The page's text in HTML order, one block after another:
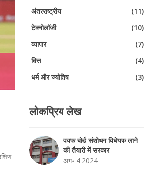
अंतरराष्ट्रीय
(11)
टेक्नोलॉजी
(10)
व्यापार
(7)
वित्त
(4)
धर्म और ज्योतिष
(3)
लोकप्रिय लेख
वक्फ बोर्ड संशोधन विधेयक लाने
की तैयारी में सरकार
अग॰ 4 2024